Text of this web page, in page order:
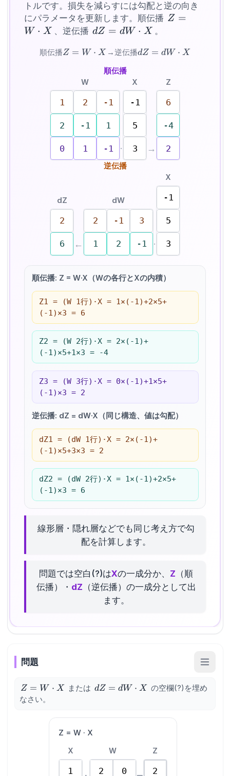
トルです。損失を減らすには勾配と逆の向き
にパラメータを更新します。順伝播 Z =
X
Z =
W ⋅ X 、逆伝播 dZ =
\cdot
dZ = dW ⋅ X 。
順伝播 Z =
Z = W ⋅ X →逆伝播dZ =
dZ = dW ⋅ X
順伝播
W
1 2 -1
2 -1 1
0 1 -1 ·
X
-1
5
3 →
Z
6
-4
2
逆伝播
dZ
2
6 ←
dW
2 -1 3
1 2 -1 ·
X
-1
5
3
順伝播: Z = W·X（Wの各行とXの内積）
Z1 = (W 1行)·X = 1×(-1)+2×5+
(-1)×3 = 6
Z2 = (W 2行)·X = 2×(-1)+
(-1)×5+1×3 = -4
Z3 = (W 3行)·X = 0×(-1)+1×5+
(-1)×3 = 2
逆伝播: dZ = dW·X（同じ構造、値は勾配）
dZ1 = (dW 1行)·X = 2×(-1)+
(-1)×5+3×3 = 2
dZ2 = (dW 2行)·X = 1×(-1)+2×5+
(-1)×3 = 6
線形層・隠れ層などでも同じ考え方で勾
配を計算します。
問題では空白(?)はXの一成分か、 Z （順
伝播）・ dZ （逆伝播）の一成分として出
ます。
問題
Z =
W
Z = W ⋅ X または dZ =
X
dZ = dW ⋅ X の空欄(?)を埋め
なさい。
Z = W · X
X
1
W
2 0
Z
2